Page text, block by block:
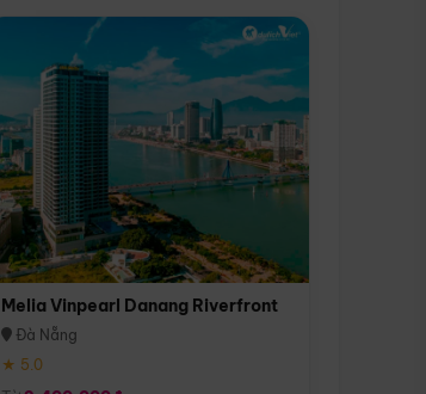
Melia Vinpearl Danang Riverfront
Đà Nẵng
★ 5.0